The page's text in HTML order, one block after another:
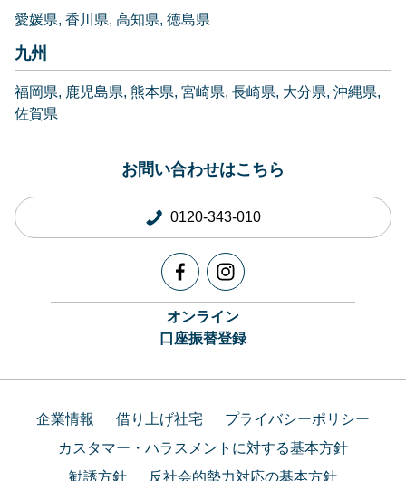
愛媛県 香川県 高知県 徳島県
九州
福岡県 鹿児島県 熊本県 宮崎県 長崎県 大分県 沖縄県
佐賀県
お問い合わせはこちら
0120-343-010
オンライン
口座振替登録
企業情報 借り上げ社宅
プライバシーポリシー
カスタマー・ハラスメントに対する基本方針
勧誘方針
反社会的勢力対応の基本方針